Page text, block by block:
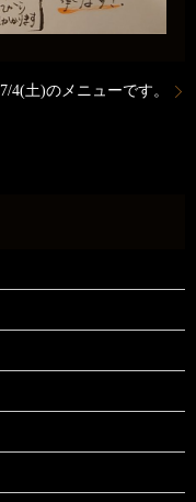
7/4(土)のメニューです。